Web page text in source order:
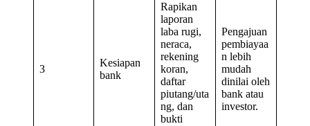
3
Kesiapan
bank
Rapikan
laporan
laba rugi,
neraca,
rekening
koran,
daftar
piutang/uta
ng, dan
bukti
Pengajuan
pembiayaa
n lebih
mudah
dinilai oleh
bank atau
investor.